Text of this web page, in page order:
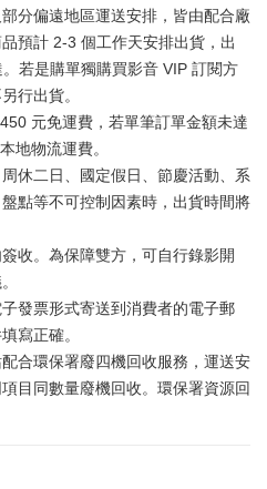
分偏遠地區運送安排，皆由配合廠
預計 2-3 個工作天安排出貨，出
若是購單獨購買影音 VIP 訂閱方
行出貨。
元免運費，若單筆訂單金額未達
地物流運費。
休二日、國定假日、節慶活動、系
點等不可控制因素時，出貨時間將
收。為保障雙方，可自行錄影開
發票形式寄送到消費者的電子郵
寫正確。
合環保署廢四機回收服務，運送安
目同數量廢機回收。環保署資源回